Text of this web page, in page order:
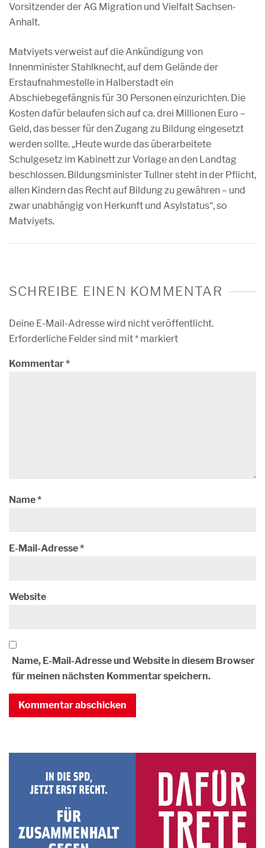
Vorsitzender der AG Migration und Vielfalt Sachsen-
Anhalt.
Matviyets verweist auf die Ankündigung von
Innenminister Stahlknecht, auf dem Gelände der
Erstaufnahmestelle in Halberstadt ein
Abschiebegefängnis für 30 Personen einzurichten. Die
Kosten dafür belaufen sich auf ca. drei Millionen Euro –
Geld, das besser für den Zugang zu Bildung eingesetzt
werden sollte. „Heute wurde das überarbeitete
Schulgesetz im Kabinett zur Vorlage an den Landtag
beschlossen. Bildungsminister Tullner steht in der Pflicht,
allen Kindern das Recht auf Bildung zu gewähren – und
zwar unabhängig von Herkunft und Asylstatus“, so
Matviyets.
SCHREIBE EINEN KOMMENTAR
Deine E-Mail-Adresse wird nicht veröffentlicht.
Erforderliche Felder sind mit* markiert
Kommentar*
Name*
E-Mail-Adresse*
Website
Name, E-Mail-Adresse und Website in diesem Browser
für meinen nächsten Kommentar speichern.